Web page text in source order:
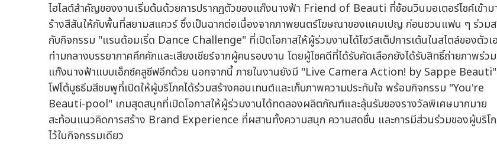
ไฮไลต์สำคัญของงานเริ่มต้นด้วยการปรากฏตัวของแก๊งนางฟ้า Friend of Beauti ที่ซ้อนวินมอเตอร์ไซค์เข้าม
ร้างสีสันให้กับพื้นที่สยามสแควร์ ซึ่งเป็นฉากต่อเนื่องจากภาพยนตร์โฆษณาของแคมเปญ ก่อนชวนแฟน ๆ ร่วม
กับกิจกรรม "แรนด้อมเริ่ด Dance Challenge" ที่เปิดโอกาสให้ผู้ร่วมงานได้โชว์สเต็ปการเต้นในสไตล์ของตัวเ
ท่ามกลางบรรยากาศคึกคักและเสียงเชียร์จากผู้คนรอบงาน โดยผู้โชคดีที่ได้รับคัดเลือกยังได้รับสิทธิ์ถ่ายภาพร่ว
แก๊งนางฟ้าแบบเอ็กซ์คลูซีฟอีกด้วย นอกจากนี้ ภายในงานยังมี "Live Camera Action! by Sappe Beauti"
โฟโต้บูธธีมสีชมพูที่เปิดให้ผู้บริโภคได้ร่วมสร้างคอนเทนต์และเก็บภาพความประทับใจ พร้อมกิจกรรม "You're
Beauti-pool" เกมสุดสนุกที่เปิดโอกาสให้ผู้ร่วมงานได้ทดลองผลิตภัณฑ์และลุ้นรับของรางวัลพิเศษมากมาย
สะท้อนแนวคิดการสร้าง Brand Experience ที่ผสานทั้งความสนุก ความสดชื่น และการมีส่วนร่วมของผู้บริโ
ไว้ในกิจกรรมเดียว